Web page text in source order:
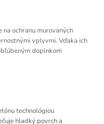
na ochranu murovaných
vplyvmi. Vďaka ich
doplnkom
technológiou
hladký povrch a